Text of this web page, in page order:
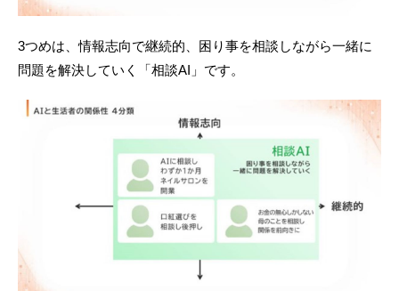
3つめは、情報志向で継続的、困り事を相談しながら一緒に
問題を解決していく「相談AI」です。